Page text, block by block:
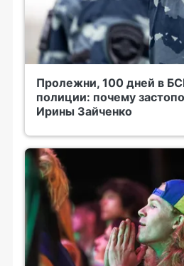
Пролежни, 100 дней в
полиции: почему
Ирины Зайченко